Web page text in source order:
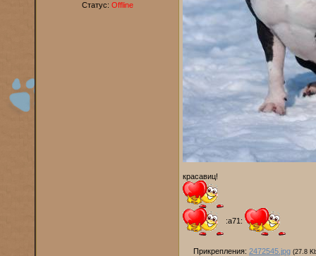
Статус: Offline
красавиц!
:a71:
Прикрепления: 2472545.jpg (27.8